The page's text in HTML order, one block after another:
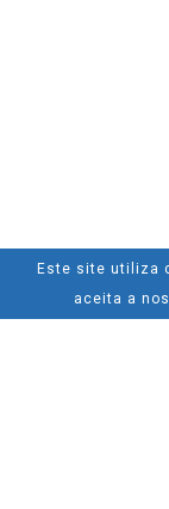
Este site utiliza
aceita a